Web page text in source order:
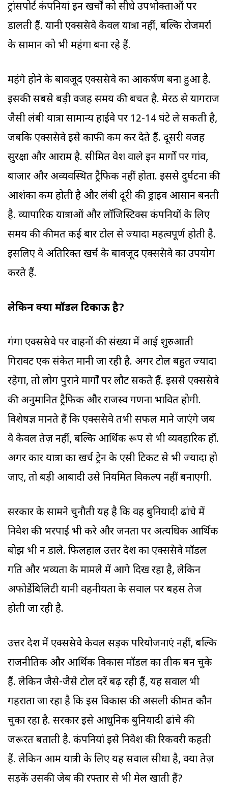
ट्रांसपोर्ट कंपनियां इन खर्चों को सीधे उपभोक्ताओं पर
डालती हैं. यानी एक्सप्रेसवे केवल यात्रा नहीं, बल्कि रोजमर्रा
के सामान को भी महंगा बना रहे हैं.
महंगे होने के बावजूद एक्सप्रेसवे का आकर्षण बना हुआ है.
इसकी सबसे बड़ी वजह समय की बचत है. मेरठ से प्रयागराज
जैसी लंबी यात्रा सामान्य हाईवे पर 12-14 घंटे ले सकती है,
जबकि एक्सप्रेसवे इसे काफी कम कर देते हैं. दूसरी वजह
सुरक्षा और आराम है. सीमित प्रवेश वाले इन मार्गों पर गांव,
बाजार और अव्यवस्थित ट्रैफिक नहीं होता. इससे दुर्घटना की
आशंका कम होती है और लंबी दूरी की ड्राइव आसान बनती
है. व्यापारिक यात्राओं और लॉजिस्टिक्स कंपनियों के लिए
समय की कीमत कई बार टोल से ज्यादा महत्वपूर्ण होती है.
इसलिए वे अतिरिक्त खर्च के बावजूद एक्सप्रेसवे का उपयोग
करते हैं.
लेकिन क्या मॉडल टिकाऊ है?
गंगा एक्सप्रेसवे पर वाहनों की संख्या में आई शुरुआती
गिरावट एक संकेत मानी जा रही है. अगर टोल बहुत ज्यादा
रहेगा, तो लोग पुराने मार्गों पर लौट सकते हैं. इससे एक्सप्रेसवे
की अनुमानित ट्रैफिक और राजस्व गणना प्रभावित होगी.
विशेषज्ञ मानते हैं कि एक्सप्रेसवे तभी सफल माने जाएंगे जब
वे केवल तेज़ नहीं, बल्कि आर्थिक रूप से भी व्यवहारिक हों.
अगर कार यात्रा का खर्च ट्रेन के एसी टिकट से भी ज्यादा हो
जाए, तो बड़ी आबादी उसे नियमित विकल्प नहीं बनाएगी.
सरकार के सामने चुनौती यह है कि वह बुनियादी ढांचे में
निवेश की भरपाई भी करे और जनता पर अत्यधिक आर्थिक
बोझ भी न डाले. फिलहाल उत्तर प्रदेश का एक्सप्रेसवे मॉडल
गति और भव्यता के मामले में आगे दिख रहा है, लेकिन
अफोर्डेबिलिटी यानी वहनीयता के सवाल पर बहस तेज
होती जा रही है.
उत्तर प्रदेश में एक्सप्रेसवे केवल सड़क परियोजनाएं नहीं, बल्कि
राजनीतिक और आर्थिक विकास मॉडल का प्रतीक बन चुके
हैं. लेकिन जैसे-जैसे टोल दरें बढ़ रही हैं, यह सवाल भी
गहराता जा रहा है कि इस विकास की असली कीमत कौन
चुका रहा है. सरकार इसे आधुनिक बुनियादी ढांचे की
जरूरत बताती है. कंपनियां इसे निवेश की रिकवरी कहती
हैं. लेकिन आम यात्री के लिए यह सवाल सीधा है, क्या तेज़
सड़कें उसकी जेब की रफ्तार से भी मेल खाती हैं?